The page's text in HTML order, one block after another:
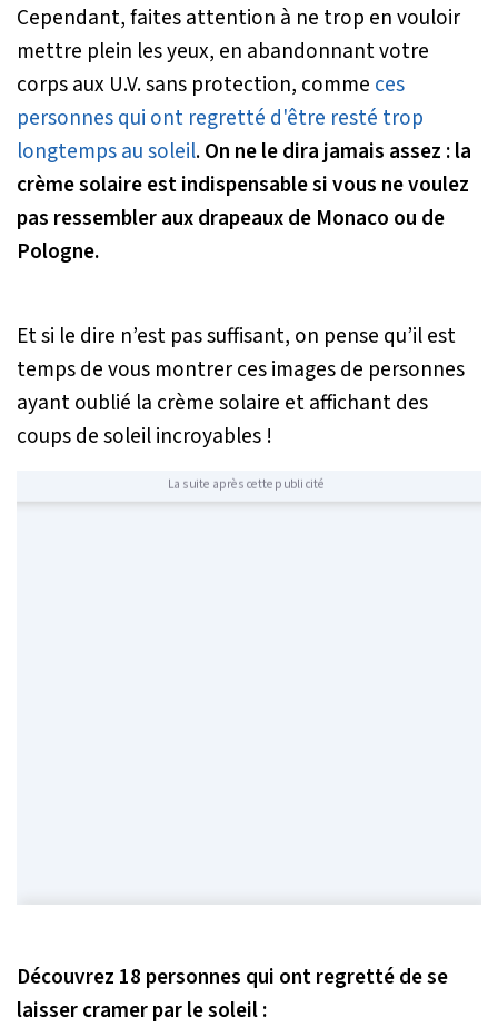
Cependant, faites attention à ne trop en vouloir
mettre plein les yeux, en abandonnant votre
corps aux U.V. sans protection, comme ces
personnes qui ont regretté d'être resté trop
longtemps au soleil.On ne le dira jamais assez : la
crème solaire est indispensable si vous ne voulez
pas ressembler aux drapeaux de Monaco ou de
Pologne.
Et si le dire n’est pas suffisant, on pense qu’il est
temps de vous montrer ces images de personnes
ayant oublié la crème solaire et affichant des
coups de soleil incroyables !
La suite après cette publicité
Découvrez 18 personnes qui ont regretté de se
laisser cramer par le soleil :